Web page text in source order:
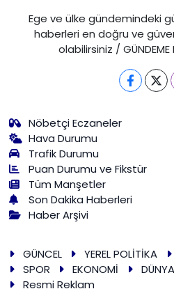
Ege ve ülke gündemindeki
haberleri en doğru ve
olabilirsiniz / GÜNDEME
Nöbetçi Eczaneler
Hava Durumu
Trafik Durumu
Puan Durumu ve Fikstür
Tüm Manşetler
Son Dakika Haberleri
Haber Arşivi
GÜNCEL YEREL POLİTİKA
SPOR
EKONOMİ DÜNYA
Resmi Reklam